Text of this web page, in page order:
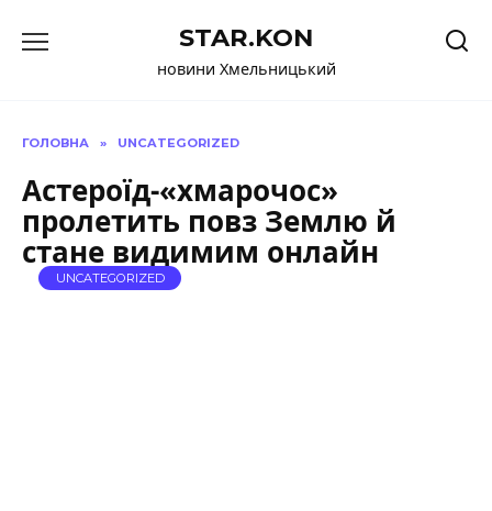
до
STAR.KON
новини Хмельницький
ГОЛОВНА » UNCATEGORIZED
Астероїд-«хмарочос»
пролетить повз Землю й
стане видимим онлайн
UNCATEGORIZED